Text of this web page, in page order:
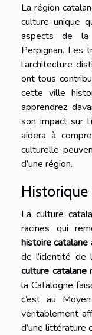
La région
culture unique
aspects de la
Perpignan. Les
l’architecture
ont tous
cette ville
apprendrez
son impact sur
aidera à
culturelle
d’une région.
La culture
racines qui
histoire catalane
de l’identité de
culture catalane
la Catalogne
c’est au
véritablement
d’une littérature